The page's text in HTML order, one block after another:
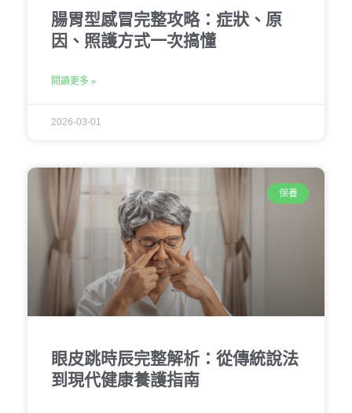
腸胃型感冒完整攻略：症狀、原
因、照護方式一次搞懂
閱讀更多 »
2026-03-01
保養
眼皮跳時辰完整解析：從傳統說法
到現代健康養護指南